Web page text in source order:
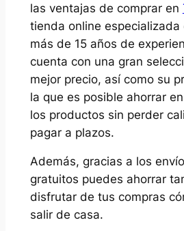
las ventajas de comprar en
tienda online especializada
más de 15 años de
cuenta con una gran
mejor precio, así como su
la que es posible ahorrar
los productos sin perder
pagar a plazos.
Además, gracias a los
gratuitos puedes ahorrar
disfrutar de tus compras
salir de casa.